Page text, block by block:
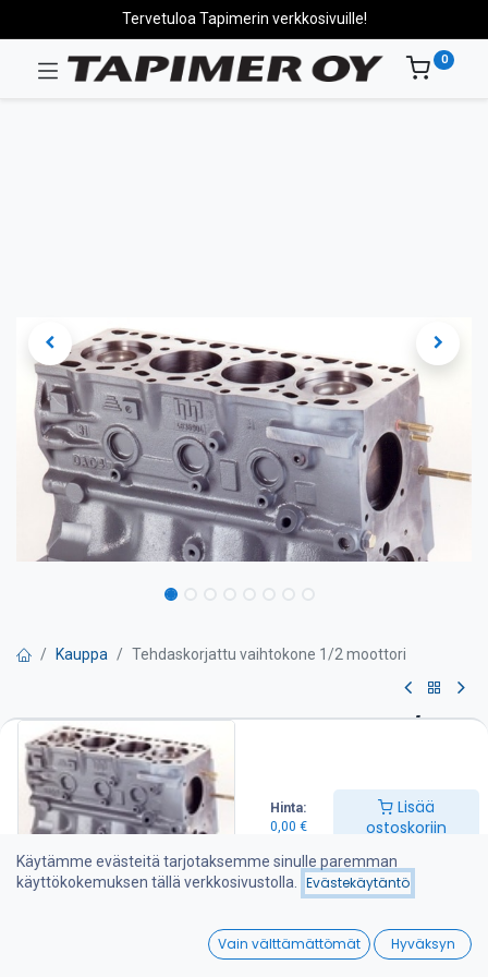
Hinta:
0,00 €
Lisää
ostoskoriin
Wishlist
Tervetuloa Tapimerin verkkosivuille!
0
Kauppa Tehdaskorjattu vaihtokone 1/2 moottori
Tehdaskorjattu vaihtokone 1/2
moottori
Pyydä tarjous
Sisältää yleensä: sylinteriryhmän, sylinteriputket tai uudet
koneistetut sylinterit, kampiakselin ja männät sekä kiertokanget.
Käytämme evästeitä tarjotaksemme sinulle paremman
käyttökokemuksen tällä verkkosivustolla.
Evästekäytäntö
Vain välttämättömät Hyväksyn